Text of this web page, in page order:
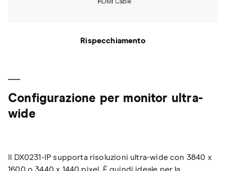
Rispecchiamento
Configurazione per monitor ultra-
wide
Il DX0231-IP supporta risoluzioni ultra-wide con 3840 x